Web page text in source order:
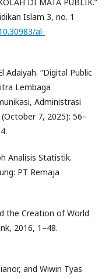
Islam 3, no. 1
al-
Adaiyah. “Digital Public
Lembaga
Administrasi
7, 2025): 56–
Analisis Statistik.
PT Remaja
the Creation of World
2016, 1–48.
and Wiwin Tyas